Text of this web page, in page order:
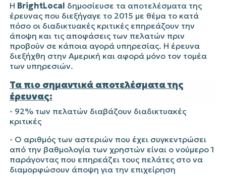
Η BrightLocal δημοσίευσε τα αποτελέσματα της
έρευνας που διεξήγαγε το 2015 με θέμα το κατά
πόσο οι διαδικτυακές κριτικές επηρεάζουν την
άποψη και τις αποφάσεις των πελατών πριν
προβούν σε κάποια αγορά υπηρεσίας. Η έρευνα
διεξήχθη στην Αμερική και αφορά μόνο τον τομέα
των υπηρεσιών.
Τα πιο σημαντικά αποτελέσματα της
έρευνας:
- 92% των πελατών διαβάζουν διαδικτυακές
κριτικές
- Ο αριθμός των αστεριών που έχει συγκεντρώσει
από την βαθμολογία των χρηστών είναι ο νούμερο 1
παράγοντας που επηρεάζει τους πελάτες στο να
διαμορφώσουν άποψη για την επιχείρηση